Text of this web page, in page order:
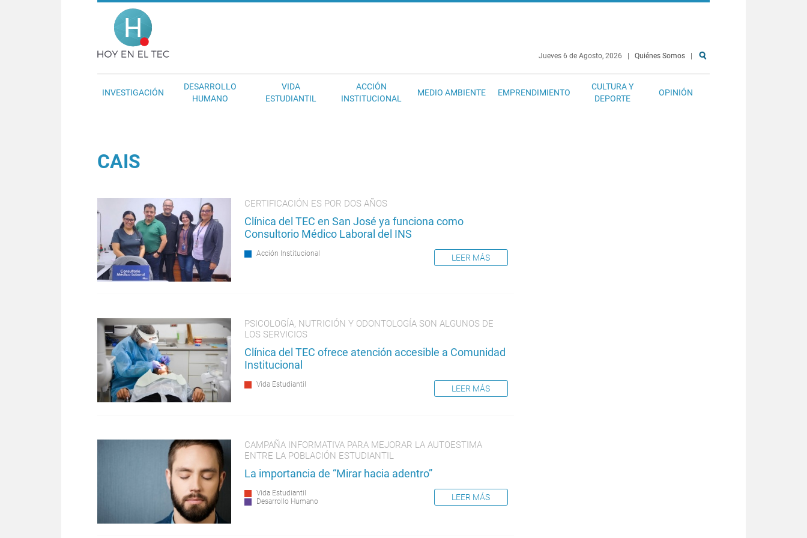
Pasar al contenido principal
Jueves 6 de Agosto, 2026 Quiénes Somos
INVESTIGACIÓN
DESARROLLO
HUMANO
VIDA
ESTUDIANTIL
ACCIÓN
INSTITUCIONAL
MEDIO AMBIENTE EMPRENDIMIENTO
CULTURA Y
DEPORTE
OPINIÓN
CAIS
CERTIFICACIÓN ES POR DOS AÑOS
Clínica del TEC en San José ya funciona como
Consultorio Médico Laboral del INS
Acción Institucional LEER MÁS
PSICOLOGÍA, NUTRICIÓN Y ODONTOLOGÍA SON ALGUNOS DE
LOS SERVICIOS
Clínica del TEC ofrece atención accesible a Comunidad
Institucional
Vida Estudiantil LEER MÁS
CAMPAÑA INFORMATIVA PARA MEJORAR LA AUTOESTIMA
ENTRE LA POBLACIÓN ESTUDIANTIL
La importancia de “Mirar hacia adentro”
Vida Estudiantil
Desarrollo Humano
LEER MÁS